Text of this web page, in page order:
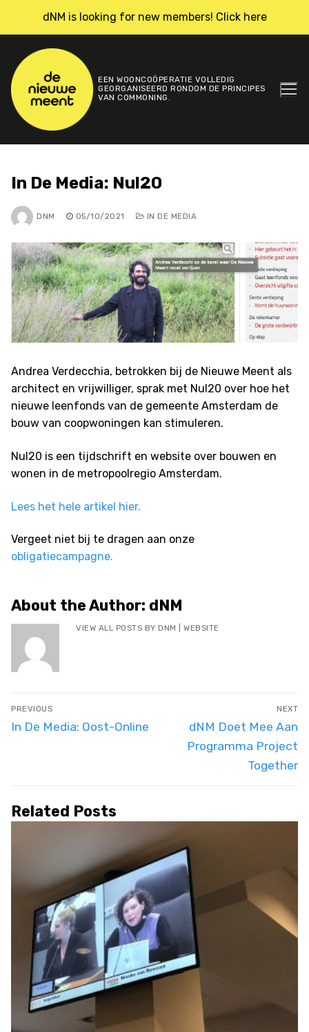
dNM is looking for new members! Click here
EEN WOONCOÖPERATIE VOLLEDIG
GEORGANISEERD RONDOM DE PRINCIPES
VAN COMMONING.
In De Media: Nul20
DNM 05/10/2021 IN DE MEDIA
Andrea Verdecchia, betrokken bij de Nieuwe Meent als
architect en vrijwilliger, sprak met Nul20 over hoe het
nieuwe leenfonds van de gemeente Amsterdam de
bouw van coopwoningen kan stimuleren.
Nul20 is een tijdschrift en website over bouwen en
wonen in de metropoolregio Amsterdam.
Lees het hele artikel hier.
Vergeet niet bij te dragen aan onze
obligatiecampagne.
About the Author: dNM
VIEW ALL POSTS BY DNM |WEBSITE
Post
navigation
PREVIOUS
Previous
In De Media: Oost-Online
NEXT
Next
post:
dNM Doet Mee Aan
Programma Project
Together
Related Posts